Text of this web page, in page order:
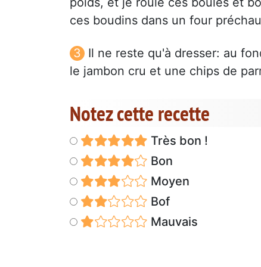
ces boudins dans un four
Il ne reste qu'à dresser: au
le jambon cru et une chips de
Notez cette recette
Très bon !
Bon
Moyen
Bof
Mauvais